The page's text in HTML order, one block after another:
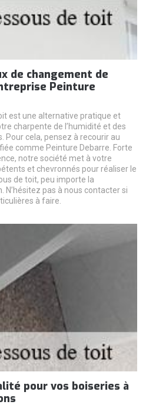
de changement de
Peinture
est une alternative pratique et
charpente de l’humidité et des
cela, pensez à recourir au
comme Peinture Debarre. Forte
notre société met à votre
et chevronnés pour réaliser le
de toit, peu importe la
pas à nous contacter si
à faire.
pour vos boiseries à